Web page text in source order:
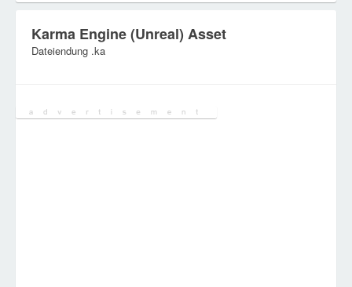
Karma Engine (Unreal) Asset
Dateiendung .ka